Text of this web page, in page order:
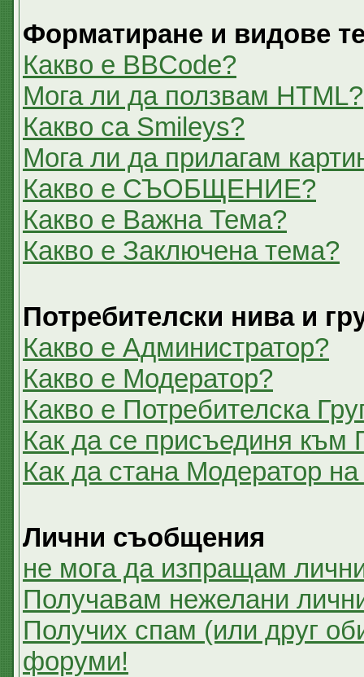
Форматиране и видове
Какво е BBCode?
Мога ли да ползвам HTML?
Какво са Smileys?
Мога ли да прилагам
Какво е СЪОБЩЕНИЕ?
Какво е Важна Тема?
Какво е Заключена тема?
Потребителски нива и
Какво е Администратор?
Какво е Модератор?
Какво е Потребителска
Как да се присъединя към
Как да стана Модератор
Лични съобщения
не мога да изпращам
Получавам нежелани
Получих спам (или друг
форуми!